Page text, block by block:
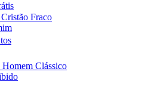
Fraco
Clássico